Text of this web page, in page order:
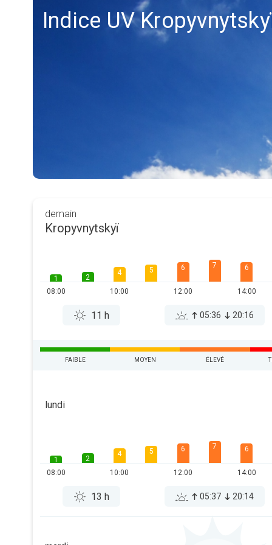
Indice UV
demain
Kropyvnytskyï
1
08:00
2
4
10:00
5 6
12:00
7 6
14:00
11 h 05:36 20:16
FAIBLE MOYEN ÉLEVÉ
lundi
1
08:00
2
4
10:00
5 6
12:00
7 6
14:00
13 h 05:37 20:14